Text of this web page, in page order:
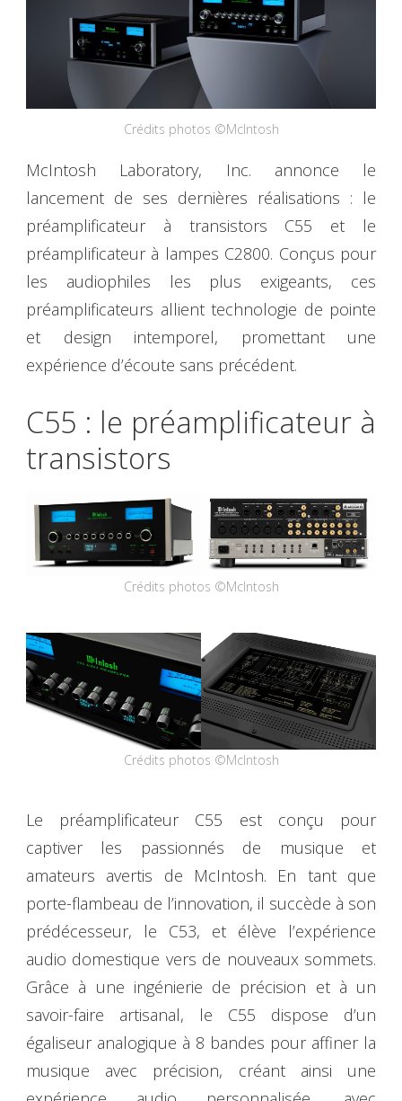
Crédits photos ©McIntosh
McIntosh Laboratory, Inc. annonce le
lancement de ses dernières réalisations : le
préamplificateur à transistors C55 et le
préamplificateur à lampes C2800. Conçus pour
les audiophiles les plus exigeants, ces
préamplificateurs allient technologie de pointe
et design intemporel, promettant une
expérience d’écoute sans précédent.
C55 : le préamplificateur à
transistors
Crédits photos ©McIntosh
Crédits photos ©McIntosh
Le préamplificateur C55 est conçu pour
captiver les passionnés de musique et
amateurs avertis de McIntosh. En tant que
porte-flambeau de l’innovation, il succède à son
prédécesseur, le C53, et élève l’expérience
audio domestique vers de nouveaux sommets.
Grâce à une ingénierie de précision et à un
savoir-faire artisanal, le C55 dispose d’un
égaliseur analogique à 8 bandes pour affiner la
musique avec précision, créant ainsi une